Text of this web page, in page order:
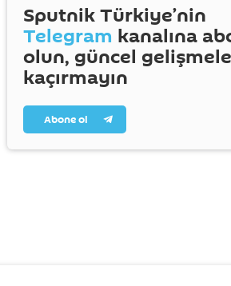
Sputnik Türkiye’nin
Telegram kanalına
olun, güncel
kaçırmayın
Abone ol